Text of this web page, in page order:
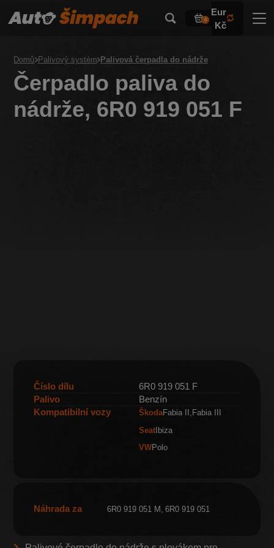
0
Eur
Kč
Domů Palivový systém Palivová čerpadla do nádrže
Čerpadlo paliva do
nádrže, 6R0 919 051 F
Číslo dílu
6R0 919 051 F
Palivo
Benzín
Kompatibilní vozy
ŠkodaFabia II
Fabia III
SeatIbiza
VWPolo
Náhrada za 6R0 919 051 M 6R0 919 051